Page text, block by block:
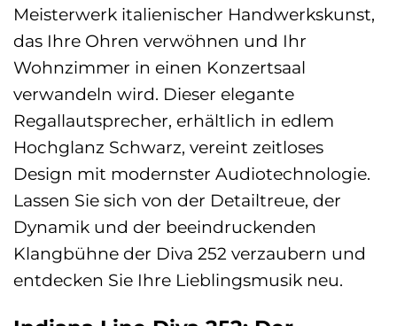
Meisterwerk italienischer Handwerkskunst,
das Ihre Ohren verwöhnen und Ihr
Wohnzimmer in einen Konzertsaal
verwandeln wird. Dieser elegante
Regallautsprecher, erhältlich in edlem
Hochglanz Schwarz, vereint zeitloses
Design mit modernster Audiotechnologie.
Lassen Sie sich von der Detailtreue, der
Dynamik und der beeindruckenden
Klangbühne der Diva 252 verzaubern und
entdecken Sie Ihre Lieblingsmusik neu.